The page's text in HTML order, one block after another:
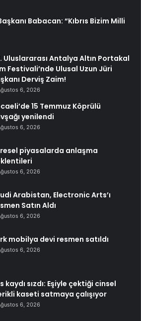
Babacan: “Kıbrıs Bizim Milli
Uluslararası Antalya Altın Portakal
Festivali’nde Ulusal Uzun Jüri
Derviş Zaim!
6, 2026
15 Temmuz Köprülü
yenilendi
6, 2026
piyasalarda anlaşma
6, 2026
Arabistan, Electronic Arts’ı
Satın Aldı
6, 2026
mobilya devi resmen satıldı
6, 2026
kaydı sızdı: Eşiyle çektiği cinsel
kaseti satmaya çalışıyor
6, 2026